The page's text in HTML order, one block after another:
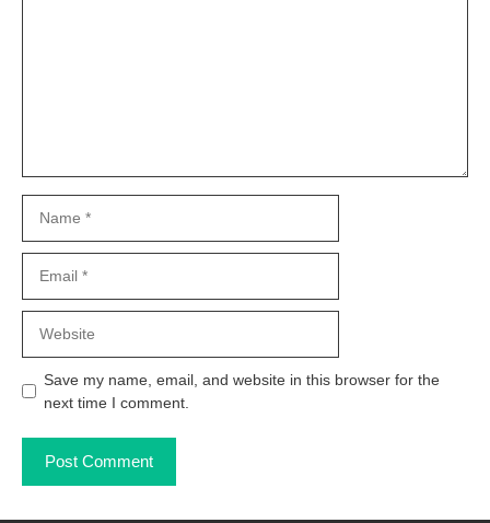
Save my name, email, and website in this browser for the
next time I comment.